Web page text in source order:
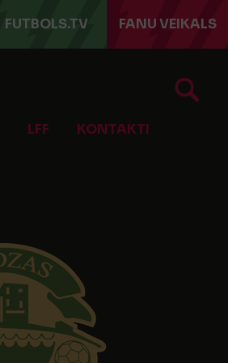
FUTBOLS.TV FANU VEIKALS
LFF KONTAKTI